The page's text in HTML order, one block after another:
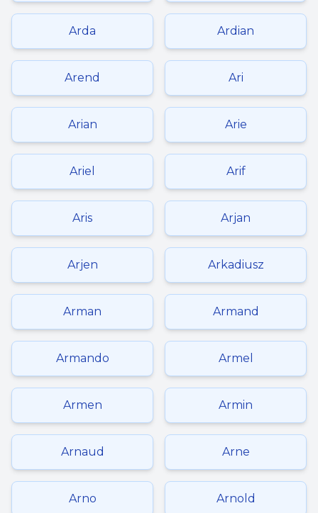
Arda Ardian
Arend Ari
Arian Arie
Ariel Arif
Aris Arjan
Arjen Arkadiusz
Arman Armand
Armando Armel
Armen Armin
Arnaud Arne
Arno Arnold